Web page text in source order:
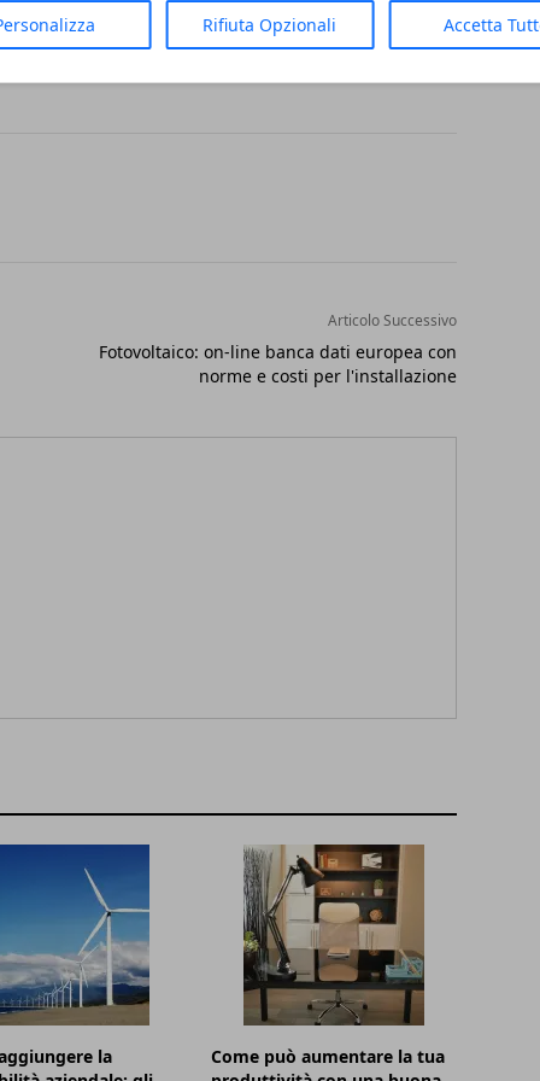
Rifiuta Opzionali Accetta
Articolo Successivo
Fotovoltaico: on-line banca dati europea con
norme e costi per l'installazione
la
Come può aumentare la tua